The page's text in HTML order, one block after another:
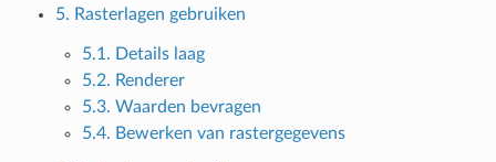
5. Rasterlagen gebruiken
5.1. Details laag
5.2. Renderer
5.3. Waarden bevragen
5.4. Bewerken van rastergegevens